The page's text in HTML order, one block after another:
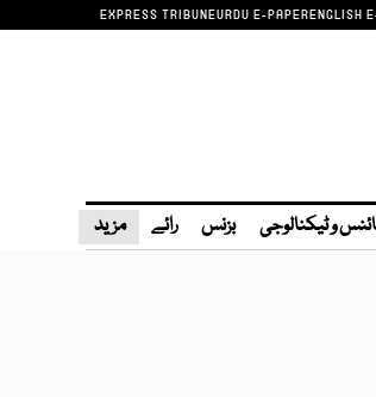
EXPRESS TRIBUNEURDU E-PAPERENGLISH
و ٹیکنالوجی بزنس رائے مزید